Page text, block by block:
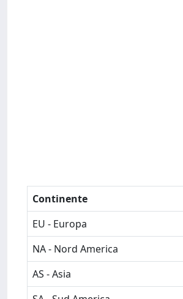
Continente
EU - Europa
NA - Nord America
AS - Asia